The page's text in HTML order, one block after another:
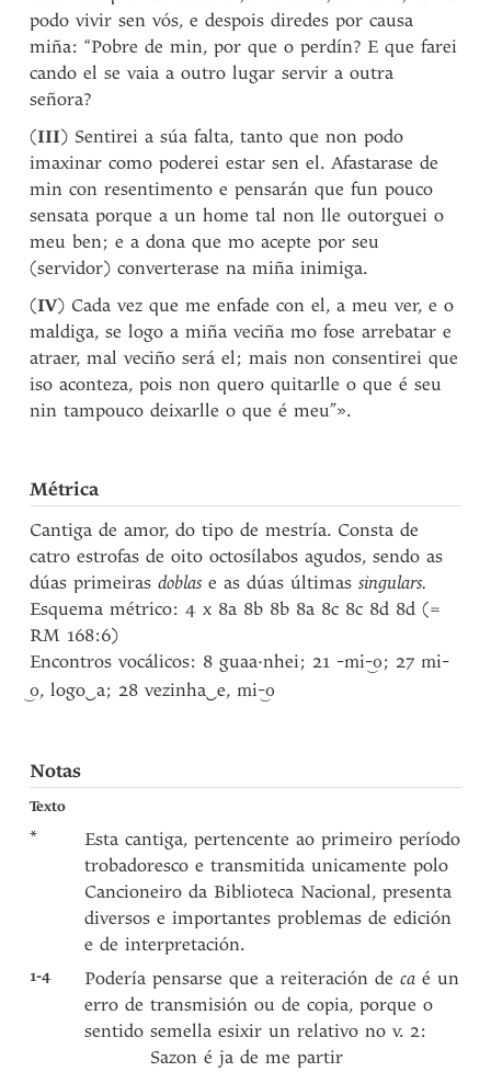
podo vivir sen vós, e despois diredes por causa
miña: “Pobre de min, por que o perdín? E que farei
cando el se vaia a outro lugar servir a outra
señora?
(III) Sentirei a súa falta, tanto que non podo
imaxinar como poderei estar sen el. Afastarase de
min con resentimento e pensarán que fun pouco
sensata porque a un home tal non lle outorguei o
meu ben; e a dona que mo acepte por seu
(servidor) converterase na miña inimiga.
(IV) Cada vez que me enfade con el, a meu ver, e o
maldiga, se logo a miña veciña mo fose arrebatar e
atraer, mal veciño será el; mais non consentirei que
iso aconteza, pois non quero quitarlle o que é seu
nin tampouco deixarlle o que é meu”».
Métrica
Cantiga de amor, do tipo de mestría. Consta de
catro estrofas de oito octosílabos agudos, sendo as
dúas primeirasdoblase as dúas últimassingulars.
Esquema métrico: 4 x 8a 8b 8b 8a 8c 8c 8d 8d (=
RM 168:6)
Encontros vocálicos: 8 guaa·nhei; 21 -mi-‿o; 27mi-
‿o, logo ‿a; 28 vezinha ‿e,mi-‿o
Notas
Texto
*
Esta cantiga, pertencente ao primeiro período
trobadoresco e transmitida unicamente polo
Cancioneiro da Biblioteca Nacional, presenta
diversos e importantes problemas de edición
e de interpretación.
1-4 Podería pensarse que a reiteración deca é un
erro de transmisión ou de copia, porque o
sentido semella esixir un relativo no v. 2:
Sazon é ja de me partir